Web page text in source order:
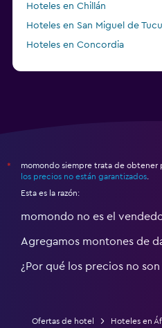
Hoteles en Chillán
Hoteles en San Miguel de
Hoteles en Concordia
*
momondo siempre trata de obtener
los precios no están garantizados
Esta es la razón:
momondo no es el
Agregamos montones de
¿Por qué los precios no son
Ofertas de hotel Hoteles en